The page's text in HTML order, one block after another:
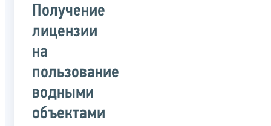
Получение
лицензии
на
пользование
водными
объектами